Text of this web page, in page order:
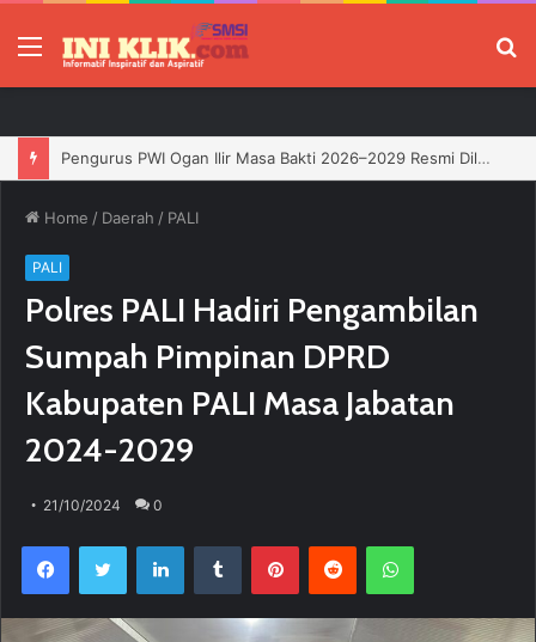
Menu
Pengurus PWI Ogan Ilir Masa Bakti 2026–2029 Resmi Dilantik, Siap Perkuat Profesionalisme Wartawan
Home / Daerah / PALI
PALI
Polres PALI Hadiri Pengambilan
Sumpah Pimpinan DPRD
Kabupaten PALI Masa Jabatan
2024-2029
21/10/2024 0